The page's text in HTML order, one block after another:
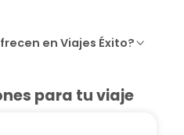
en Viajes Éxito?
para tu viaje